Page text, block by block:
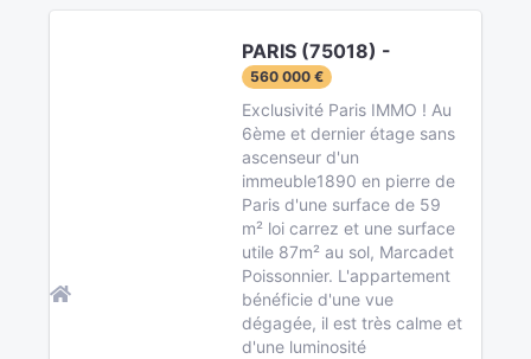
PARIS (75018) -
560 000 €
Exclusivité Paris IMMO ! Au
6ème et dernier étage sans
ascenseur d'un
immeuble1890 en pierre de
Paris d'une surface de 59
m² loi carrez et une surface
utile 87m² au sol, Marcadet
Poissonnier. L'appartement
bénéficie d'une vue
dégagée, il est très calme et
d'une luminosité